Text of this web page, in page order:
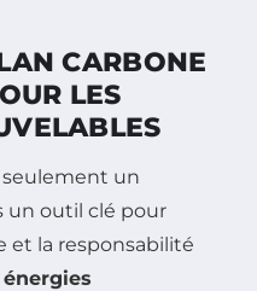
CARBONE
LES
seulement un
un outil clé pour
et la responsabilité
énergies